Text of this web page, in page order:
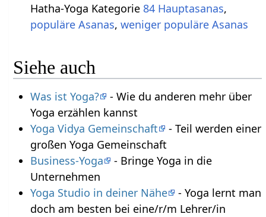
Hatha-Yoga Kategorie 84 Hauptasanas,
populäre Asanas, weniger populäre Asanas
Siehe auch
Was ist Yoga?
- Wie du anderen mehr über
Yoga erzählen kannst
Yoga Vidya Gemeinschaft
- Teil werden einer
großen Yoga Gemeinschaft
Business-Yoga
- Bringe Yoga in die
Unternehmen
Yoga Studio in deiner Nähe
- Yoga lernt man
doch am besten bei eine/r/m Lehrer/in